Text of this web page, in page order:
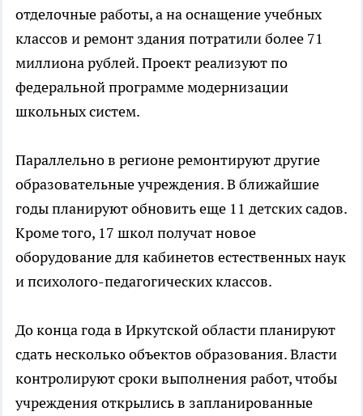
отделочные работы, а на оснащение учебных
классов и ремонт здания потратили более 71
миллиона рублей. Проект реализуют по
федеральной программе модернизации
школьных систем.
Параллельно в регионе ремонтируют другие
образовательные учреждения. В ближайшие
годы планируют обновить еще 11 детских садов.
Кроме того, 17 школ получат новое
оборудование для кабинетов естественных наук
и психолого-педагогических классов.
До конца года в Иркутской области планируют
сдать несколько объектов образования. Власти
контролируют сроки выполнения работ, чтобы
учреждения открылись в запланированные